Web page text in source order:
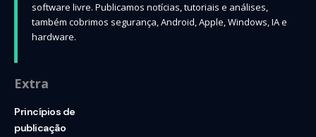
software livre. Publicamos notícias, tutoriais e análises,
também cobrimos segurança, Android, Apple, Windows, IA e
hardware.
Extra
Princípios de
publicação